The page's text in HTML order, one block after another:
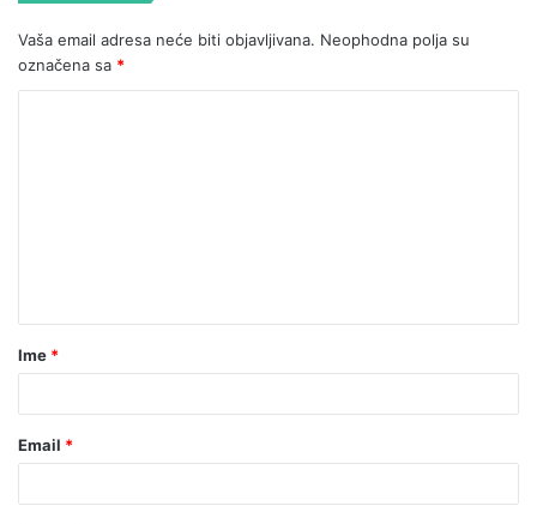
Vaša email adresa neće biti objavljivana. Neophodna polja su
označena sa *
Ime *
Email *